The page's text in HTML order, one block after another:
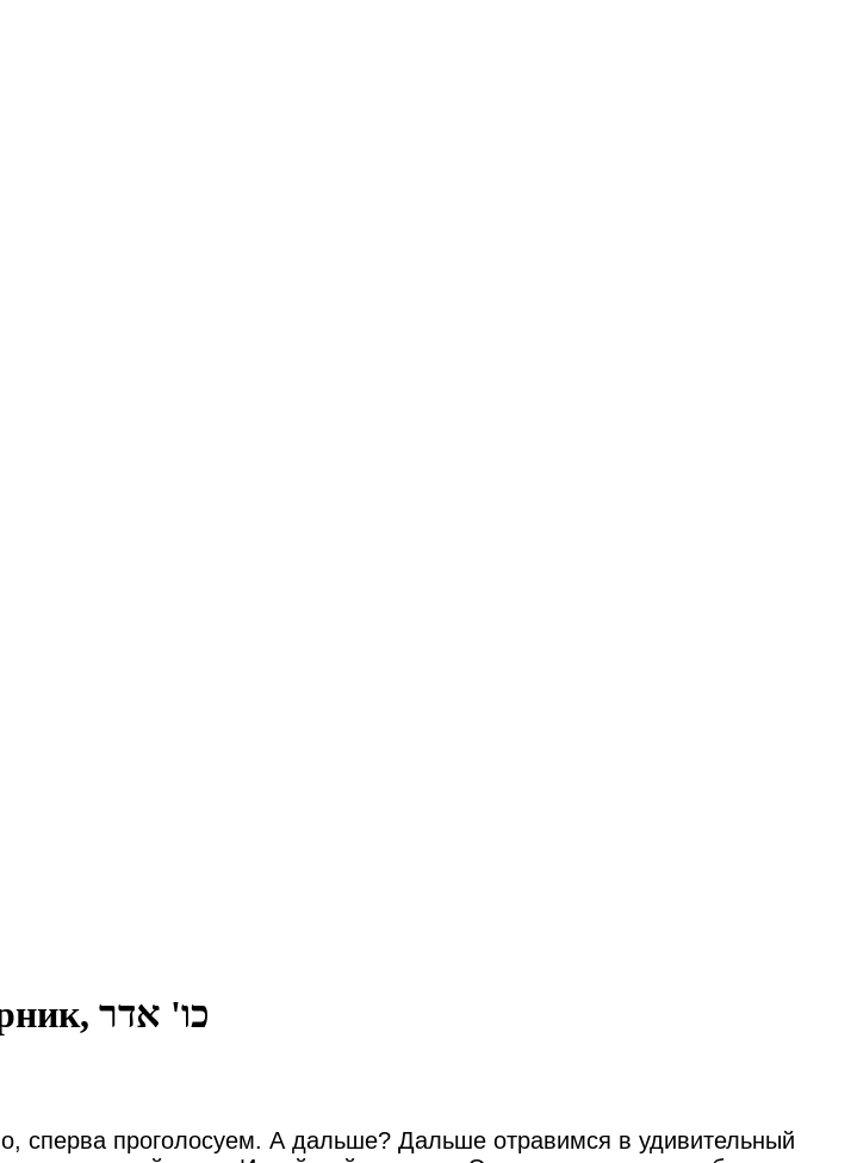
Поход по Иудейской пустыне 17 марта, вторник, כו' אדר
сперва проголосуем. А дальше? Дальше отравимся в удивительный